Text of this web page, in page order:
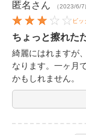
匿名 さん （2023/6/7
ビ
ちょっと擦れた
綺麗にはれますが
なります。一ヶ月
かもしれません。